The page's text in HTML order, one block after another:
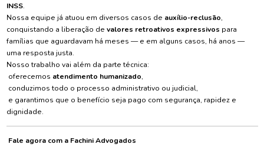
INSS.
Nossa equipe já atuou em diversos casos de auxílio-reclusão,
conquistando a liberação de valores retroativos expressivos para
famílias que aguardavam há meses — e em alguns casos, há anos —
uma resposta justa.
Nosso trabalho vai além da parte técnica:
oferecemos atendimento humanizado,
conduzimos todo o processo administrativo ou judicial,
e garantimos que o benefício seja pago com segurança, rapidez e
dignidade.
Fale agora com a Fachini Advogados